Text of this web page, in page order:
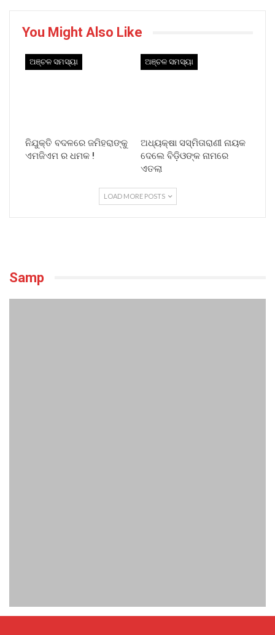
You Might Also Like
ଅଞ୍ଚଳ ସମସ୍ୟା
ନିଯୁକ୍ତି ବଦଳରେ ଜମିହରାଙ୍କୁ
ଏମଜିଏମ ର ଧମକ !
ଅଞ୍ଚଳ ସମସ୍ୟା
ଅଧ୍ୟକ୍ଷା ସସ୍ମିତାରାଣୀ ନାୟକ
ଦେଲେ ବିଡ଼ିଓଙ୍କ ନାମରେ
ଏତଲା
LOAD MORE POSTS
Samp